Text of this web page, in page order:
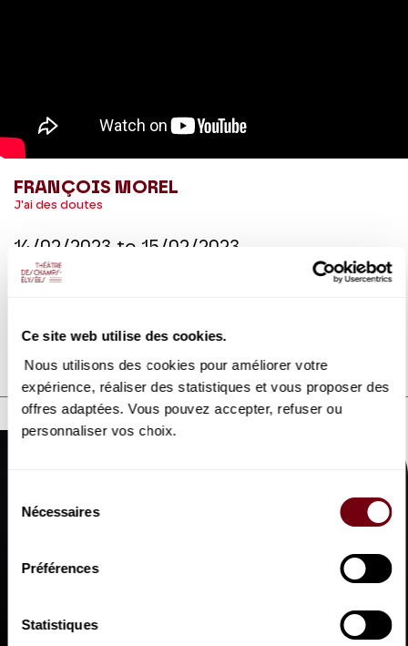
Ce site web utilise des cookies.
Nous utilisons des cookies pour améliorer votre
expérience, réaliser des statistiques et vous proposer des
offres adaptées. Vous pouvez accepter, refuser ou
personnaliser vos choix.
Nécessaires
Préférences
Statistiques
FRANÇOIS MOREL
J'ai des doutes
14/02/2023 to 15/02/2023
DETAILS
DISCOVER ALSO
François Morel